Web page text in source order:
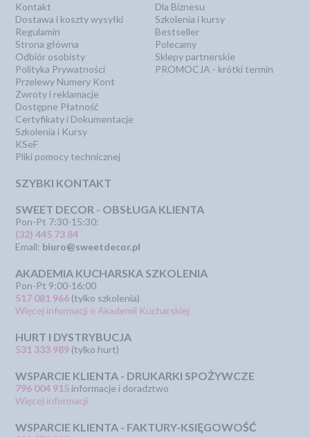
Kontakt
Dostawa i koszty wysyłki
Regulamin
Strona główna
Odbiór osobisty
Polityka Prywatności
Przelewy Numery Kont
Zwroty i reklamacje
Dostępne Płatność
Certyfikaty i Dokumentacje
Szkolenia i Kursy
KSeF
Pliki pomocy technicznej
Dla Biznesu
Szkolenia i kursy
Bestseller
Polecamy
Sklepy partnerskie
PROMOCJA - krótki termin
SZYBKI KONTAKT
SWEET DECOR - OBSŁUGA KLIENTA
Pon-Pt 7:30-15:30:
(32) 445 73 84
Email: biuro@sweetdecor.pl
AKADEMIA KUCHARSKA SZKOLENIA
Pon-Pt 9:00-16:00
517 081 966 (tylko szkolenia)
Więcej informacji o Akademii Kucharskiej
HURT I DYSTRYBUCJA
531 333 989 (tylko hurt)
WSPARCIE KLIENTA - DRUKARKI SPOŻYWCZE
796 004 915 informacje i doradztwo
Więcej informacji
WSPARCIE KLIENTA - FAKTURY-KSIĘGOWOŚĆ